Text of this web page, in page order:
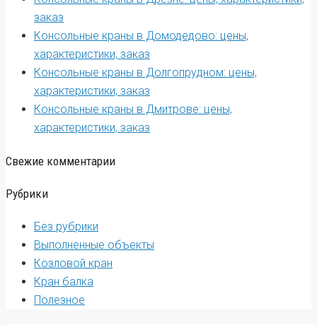
заказ
Консольные краны в Домодедово: цены,
характеристики, заказ
Консольные краны в Долгопрудном: цены,
характеристики, заказ
Консольные краны в Дмитрове: цены,
характеристики, заказ
Свежие комментарии
Рубрики
Без рубрики
Выполненные объекты
Козловой кран
Кран балка
Полезное